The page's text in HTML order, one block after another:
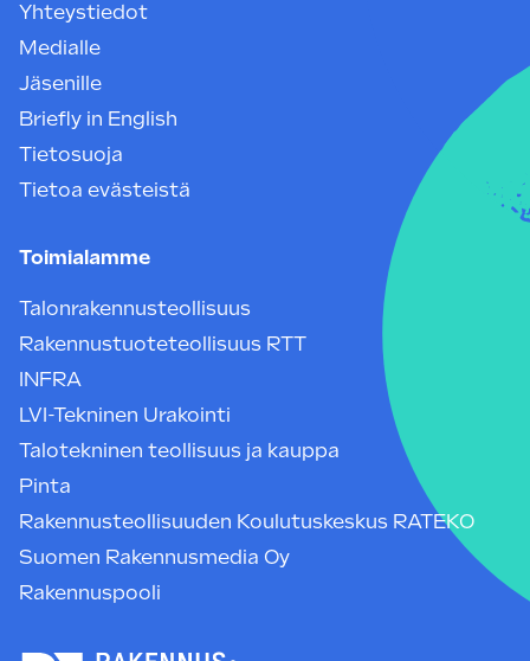
Yhteystiedot
Medialle
Jäsenille
Briefly in English
Tietosuoja
Tietoa evästeistä
Toimialamme
Talonrakennusteollisuus
Rakennustuoteteollisuus RTT
INFRA
LVI-Tekninen Urakointi
Talotekninen teollisuus ja kauppa
Pinta
Rakennusteollisuuden Koulutuskeskus RATEKO
Suomen Rakennusmedia Oy
Rakennuspooli